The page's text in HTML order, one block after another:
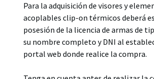
Para la adquisición de visores y
acoplables clip-on térmicos deberá
posesión de la licencia de armas de
su nombre completo y DNI al
portal web donde realice la compra.